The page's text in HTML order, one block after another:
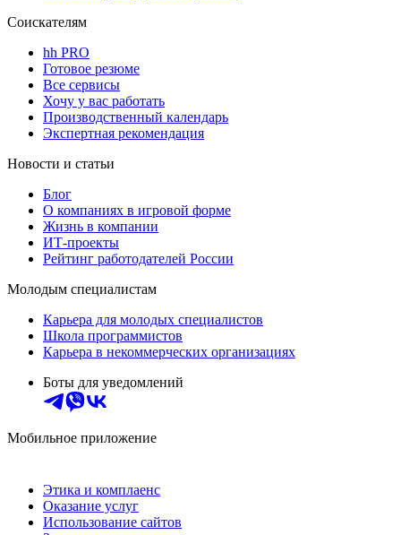
Соискателям
hh PRO
Готовое резюме
Все сервисы
Хочу у вас работать
Производственный календарь
Экспертная рекомендация
Новости и статьи
Блог
О компаниях в игровой форме
Жизнь в компании
ИТ-проекты
Рейтинг работодателей России
Молодым специалистам
Карьера для молодых специалистов
Школа программистов
Карьера в некоммерческих организациях
Боты для уведомлений
Мобильное приложение
Этика и комплаенс
Оказание услуг
Использование сайтов